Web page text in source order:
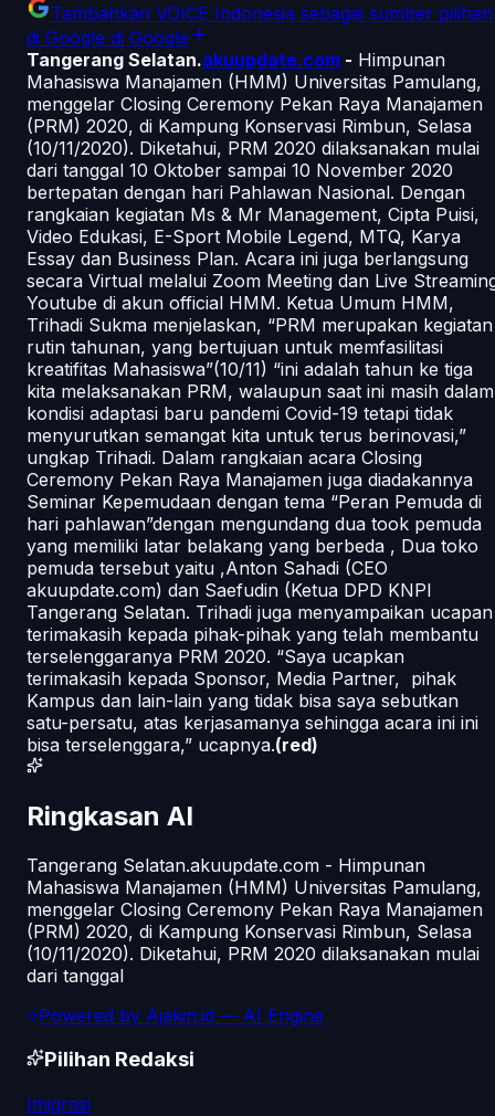
Tambahkan VOICE Indonesia sebagai sumber pilihan
di Google di Google
Tangerang Selatan.akuupdate.com - Himpunan
Mahasiswa Manajamen (HMM) Universitas Pamulang,
menggelar Closing Ceremony Pekan Raya Manajamen
(PRM) 2020, di Kampung Konservasi Rimbun, Selasa
(10/11/2020). Diketahui, PRM 2020 dilaksanakan mulai
dari tanggal 10 Oktober sampai 10 November 2020
bertepatan dengan hari Pahlawan Nasional. Dengan
rangkaian kegiatan Ms & Mr Management, Cipta Puisi,
Video Edukasi, E-Sport Mobile Legend, MTQ, Karya
Essay dan Business Plan. Acara ini juga berlangsung
secara Virtual melalui Zoom Meeting dan Live
Youtube di akun official HMM. Ketua Umum HMM,
Trihadi Sukma menjelaskan, “PRM merupakan kegiatan
rutin tahunan, yang bertujuan untuk memfasilitasi
kreatifitas Mahasiswa”(10/11) “ini adalah tahun ke tiga
kita melaksanakan PRM, walaupun saat ini masih dalam
kondisi adaptasi baru pandemi Covid-19 tetapi tidak
menyurutkan semangat kita untuk terus berinovasi,”
ungkap Trihadi. Dalam rangkaian acara Closing
Ceremony Pekan Raya Manajamen juga diadakannya
Seminar Kepemudaan dengan tema “Peran Pemuda di
hari pahlawan”dengan mengundang dua took pemuda
yang memiliki latar belakang yang berbeda , Dua toko
pemuda tersebut yaitu ,Anton Sahadi (CEO
akuupdate.com) dan Saefudin (Ketua DPD KNPI
Tangerang Selatan. Trihadi juga menyampaikan ucapan
terimakasih kepada pihak-pihak yang telah membantu
terselenggaranya PRM 2020. “Saya ucapkan
terimakasih kepada Sponsor, Media Partner, pihak
Kampus dan lain-lain yang tidak bisa saya sebutkan
satu-persatu, atas kerjasamanya sehingga acara ini ini
bisa terselenggara,” ucapnya.(red)
Ringkasan AI
Tangerang Selatan.akuupdate.com - Himpunan
Mahasiswa Manajamen (HMM) Universitas Pamulang,
menggelar Closing Ceremony Pekan Raya Manajamen
(PRM) 2020, di Kampung Konservasi Rimbun, Selasa
(10/11/2020). Diketahui, PRM 2020 dilaksanakan mulai
dari tanggal
Powered by Ajakin.id — AI Engine
Pilihan Redaksi
Imigrasi